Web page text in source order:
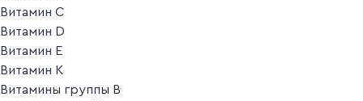
Витамин C
Витамин D
Витамин E
Витамин K
Витамины группы B